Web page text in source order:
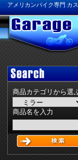
アメリカンバイク専門 カ
商品カテゴリから選
商品名を入力